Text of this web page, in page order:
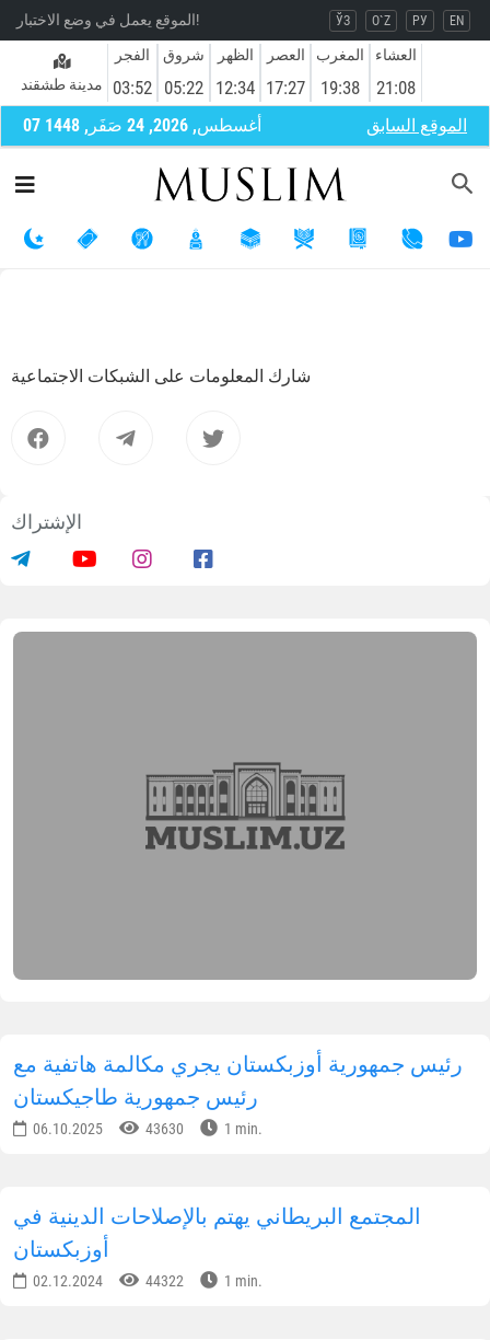
الموقع يعمل في وضع الاختبار! ЎЗ O`Z РУ EN
مدينة طشقند
الفجر
03:52
شروق
05:22
الظهر
12:34
العصر
17:27
المغرب
19:38
العشاء
21:08
07 أغسطس, 2026, 24 صَفَر, 1448 الموقع السابق
شارك المعلومات على الشبكات الاجتماعية
الإشتراك
رئيس جمهورية أوزبكستان يجري مكالمة هاتفية مع
رئيس جمهورية طاجيكستان
06.10.2025 43630 1 min.
المجتمع البريطاني يهتم بالإصلاحات الدينية في
أوزبكستان
02.12.2024 44322 1 min.